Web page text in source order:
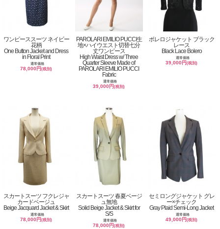
ワンピーススーツ ネイビー
花柄
One Button Jacket and Dress
in Floral Print
通常価格
78,000円(税別)
PAROLARI EMILIO PUCCI生
地×ハイウエスト切替七分
丈ワンピース
High Waist Dress w/ Three
Quarter Sleeve Made of
PAROLARI EMILIO PUCCI
Fabric
通常価格
39,000円(税別)
ボレロジャケット ブラック
レース
Black Lace Bolero
通常価格
39,000円(税別)
スカートスーツ フクレジャ
カードベージュ
Beige Jacquard Jacket & Skirt
通常価格
78,000円(税別)
スカートスーツ 春夏ベージ
ュ無地
Solid Beige Jacket & Skirt for
S/S
通常価格
78,000円(税別)
セミロングジャケット グレ
ー×チェック
Gray Plaid Semi-Long Jacket
通常価格
49,000円(税別)